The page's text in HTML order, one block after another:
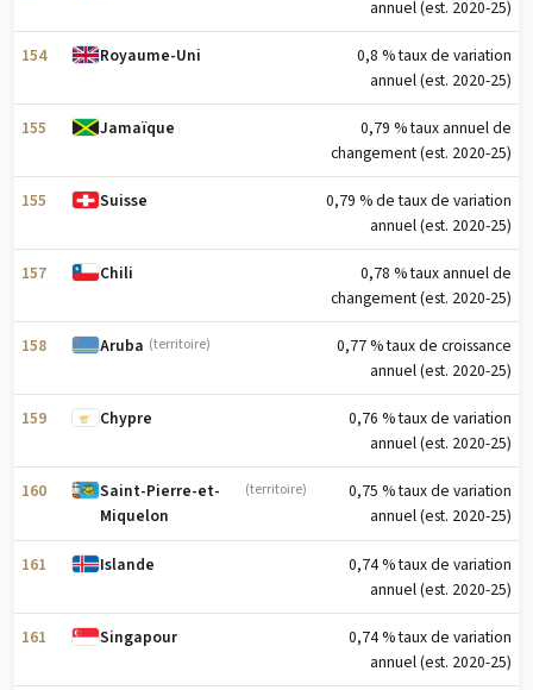
annuel (est. 2020-25)
154 Royaume-Uni
0,8 % taux de variation
annuel (est. 2020-25)
155 Jamaïque
0,79 % taux annuel de
changement (est. 2020-25)
155 Suisse
0,79 % de taux de variation
annuel (est. 2020-25)
157 Chili
0,78 % taux annuel de
changement (est. 2020-25)
158 Aruba (territoire)
0,77 % taux de croissance
annuel (est. 2020-25)
159 Chypre
0,76 % taux de variation
annuel (est. 2020-25)
160
Saint-Pierre-et-
Miquelon
(territoire)
0,75 % taux de variation
annuel (est. 2020-25)
161 Islande
0,74 % taux de variation
annuel (est. 2020-25)
161 Singapour
0,74 % taux de variation
annuel (est. 2020-25)